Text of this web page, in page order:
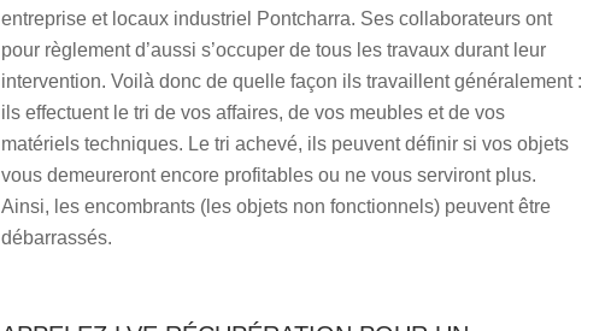
entreprise et locaux industriel Pontcharra. Ses collaborateurs ont
pour règlement d’aussi s’occuper de tous les travaux durant leur
intervention. Voilà donc de quelle façon ils travaillent généralement :
ils effectuent le tri de vos affaires, de vos meubles et de vos
matériels techniques. Le tri achevé, ils peuvent définir si vos objets
vous demeureront encore profitables ou ne vous serviront plus.
Ainsi, les encombrants (les objets non fonctionnels) peuvent être
débarrassés.